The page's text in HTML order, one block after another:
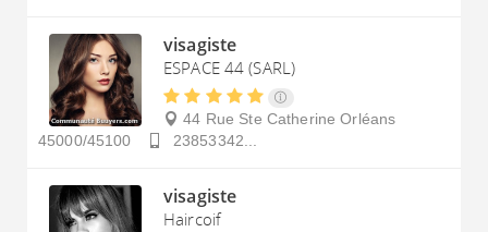
visagiste
ESPACE 44 (SARL)
44 Rue Ste Catherine Orléans
45000/45100
23853342...
visagiste
Haircoif